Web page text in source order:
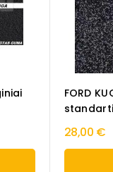
FORD
28,00 €